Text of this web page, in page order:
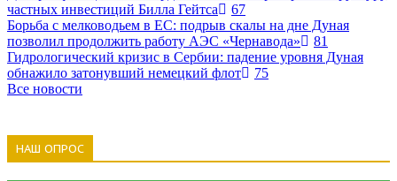
частных инвестиций Билла Гейтса
67
Борьба с мелководьем в ЕС: подрыв скалы на дне Дуная
позволил продолжить работу АЭС «Чернавода»
81
Гидрологический кризис в Сербии: падение уровня Дуная
обнажило затонувший немецкий флот
75
Все новости
НАШ ОПРОС